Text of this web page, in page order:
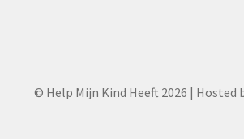
© Help Mijn Kind Heeft 2026 | Hosted